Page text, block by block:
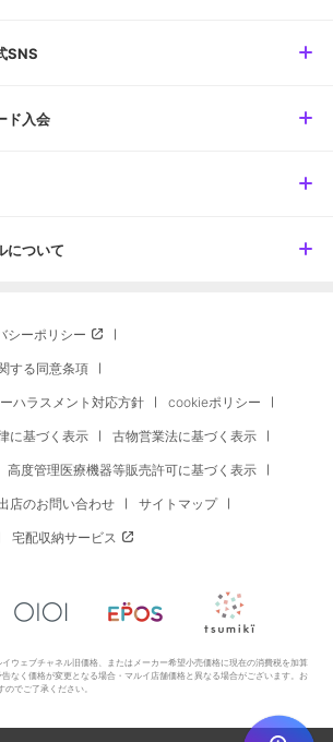
SNS
ド入会
について
シーポリシー
する同意条項
ハラスメント対応方針 cookieポリシー
に基づく表示 古物営業法に基づく表示
高度管理医療機器等販売許可に基づく表示
店のお問い合わせ サイトマップ
宅配収納サービス
ウェブチャネル旧価格、またはメーカー希望小売価格に現在の消費税を加算
なく価格が変更となる場合・マルイ店舗価格と異なる場合がございます。お
でご了承ください。